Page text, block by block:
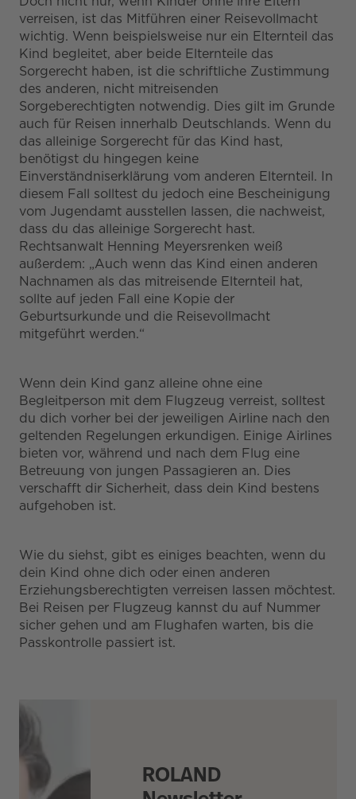
verreisen, ist das Mitführen einer Reisevollmacht
wichtig. Wenn beispielsweise nur ein Elternteil das
Kind begleitet, aber beide Elternteile das
Sorgerecht haben, ist die schriftliche Zustimmung
des anderen, nicht mitreisenden
Sorgeberechtigten notwendig. Dies gilt im Grunde
auch für Reisen innerhalb Deutschlands. Wenn du
das alleinige Sorgerecht für das Kind hast,
benötigst du hingegen keine
Einverständniserklärung vom anderen Elternteil. In
diesem Fall solltest du jedoch eine Bescheinigung
vom Jugendamt ausstellen lassen, die nachweist,
dass du das alleinige Sorgerecht hast.
Rechtsanwalt Henning Meyersrenken weiß
außerdem: „Auch wenn das Kind einen anderen
Nachnamen als das mitreisende Elternteil hat,
sollte auf jeden Fall eine Kopie der
Geburtsurkunde und die Reisevollmacht
mitgeführt werden.“
Wenn dein Kind ganz alleine ohne eine
Begleitperson mit dem Flugzeug verreist, solltest
du dich vorher bei der jeweiligen Airline nach den
geltenden Regelungen erkundigen. Einige Airlines
bieten vor, während und nach dem Flug eine
Betreuung von jungen Passagieren an. Dies
verschafft dir Sicherheit, dass dein Kind bestens
aufgehoben ist.
Wie du siehst, gibt es einiges beachten, wenn du
dein Kind ohne dich oder einen anderen
Erziehungsberechtigten verreisen lassen möchtest.
Bei Reisen per Flugzeug kannst du auf Nummer
sicher gehen und am Flughafen warten, bis die
Passkontrolle passiert ist.
ROLAND